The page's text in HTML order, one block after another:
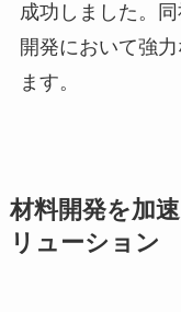
成功しました。
開発において強
ます。
材料開発を加
リューション